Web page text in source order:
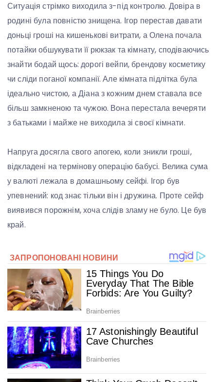
Ситуація стрімко виходила з-під контролю. Довіра в
родині була повністю знищена. Ігор перестав давати
доньці гроші на кишенькові витрати, а Олена почала
потайки обшукувати її рюкзак та кімнату, сподіваючись
знайти бодай щось: дорогі вейпи, брендову косметику
чи сліди поганої компанії. Але кімната підлітка була
ідеально чистою, а Діана з кожним днем ставала все
більш замкненою та чужою. Вона перестала вечеряти
з батьками і майже не виходила зі своєї кімнати.
Напруга досягла свого апогею, коли зникли гроші,
відкладені на термінову операцію бабусі. Велика сума
у валюті лежала в домашньому сейфі. Ігор був
упевнений: код знає тільки він і дружина. Проте сейф
виявився порожнім, хоча слідів зламу не було. Це був
край.